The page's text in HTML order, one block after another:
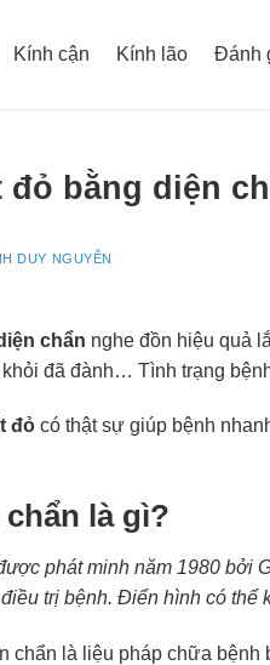
Kính cận Kính lão Đánh
đỏ bằng diện
DUY NGUYỄN
chẩn nghe đồn hiệu quả
đã đành… Tình trạng
đỏcó thật sự giúp bệnh
là gì?
phát minh năm 1980 bởi
trị bệnh. Điển hình có thể
chẩn là liệu pháp chữa bệnh